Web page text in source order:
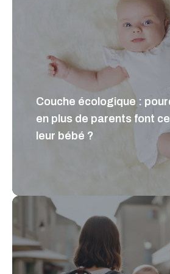
Couche écologique :
en plus de parents font
leur bébé ?